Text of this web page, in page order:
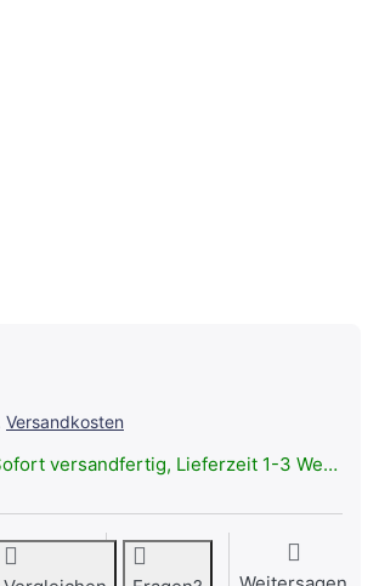
Versandkosten
versandfertig, Lieferzeit 1-3 Werktage.